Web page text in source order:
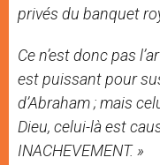
privés du banquet
Ce n’est donc pas
est puissant pour
d’Abraham ; mais
Dieu, celui-là est
INACHEVEMENT. »